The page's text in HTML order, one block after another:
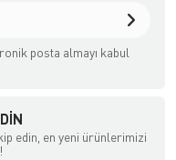
posta almayı kabul
edin, en yeni ürünlerimizi